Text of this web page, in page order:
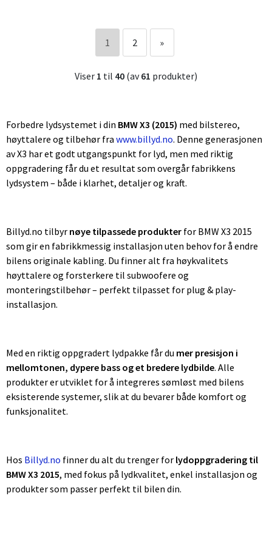
1 2 »
Viser 1 til 40 (av61 produkter)
Forbedre lydsystemet i din BMW X3 (2015) med bilstereo,
høyttalere og tilbehør fra www.billyd.no. Denne generasjonen
av X3 har et godt utgangspunkt for lyd, men med riktig
oppgradering får du et resultat som overgår fabrikkens
lydsystem – både i klarhet, detaljer og kraft.
Billyd.no tilbyr nøye tilpassede produkter for BMW X3 2015
som gir en fabrikkmessig installasjon uten behov for å endre
bilens originale kabling. Du finner alt fra høykvalitets
høyttalere og forsterkere til subwoofere og
monteringstilbehør – perfekt tilpasset for plug & play-
installasjon.
Med en riktig oppgradert lydpakke får du mer presisjon i
mellomtonen, dypere bass og et bredere lydbilde. Alle
produkter er utviklet for å integreres sømløst med bilens
eksisterende systemer, slik at du bevarer både komfort og
funksjonalitet.
Hos Billyd.no finner du alt du trenger for lydoppgradering til
BMW X3 2015, med fokus på lydkvalitet, enkel installasjon og
produkter som passer perfekt til bilen din.